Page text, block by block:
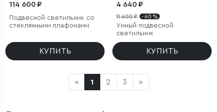
114 600 ₽
Подвесной светильник со
стеклянными плафонами
КУПИТЬ
4 640 ₽
11 600 ₽ - 60 %
Умный подвесной
светильник
КУПИТЬ
« 1 2 3 »